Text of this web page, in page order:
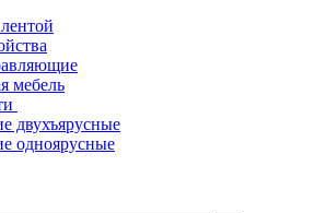
мебель
двухъярусные
одноярусные